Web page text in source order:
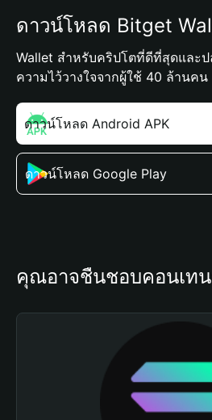
ดาวน์โหลด Bitget
Wallet สำหรับคริปโตที่ดีที่สุดและ
ความไว้วางใจจากผู้ใช้ 40 ล้านคน
ดาวน์โหลด Android APK
ดาวน์โหลด Google Play
คุณอาจชื่นชอบคอนเท